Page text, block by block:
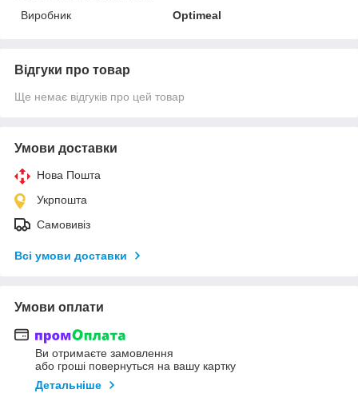
Виробник
Optimeal
Відгуки про товар
Ще немає відгуків про цей товар
Умови доставки
Нова Пошта
Укрпошта
Самовивіз
Всі умови доставки
Умови оплати
Ви отримаєте замовлення
або гроші повернуться на вашу картку
Детальніше